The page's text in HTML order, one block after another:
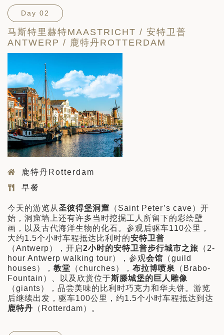
Day 02
马斯特里赫特MAASTRICHT / 安特卫普
ANTWERP / 鹿特丹ROTTERDAM
鹿特丹Rotterdam
早餐
今天的游览从圣彼得堡洞窟 （Saint Peter’s cave）开
始，洞窟墙上还有许多当时挖掘工人所留下的彩绘壁
画，以及古代海洋生物的化石。参观后驱车110公里，
大约1.5个小时车程抵达比利时的安特卫普
（Antwerp），开启2小时的安特卫普步行城市之旅 （2-
hour Antwerp walking tour），参观会馆 （guild
houses）， 教堂 （churches）， 布拉博喷泉
（Brabo-
Fountain）、以及欣赏位于斯滕城堡的巨人雕像
（giants），品尝美味的比利时巧克力和华夫饼。游览
后继续出发，驱车100公里，约1.5个小时车程抵达到达
鹿特丹 （Rotterdam）。